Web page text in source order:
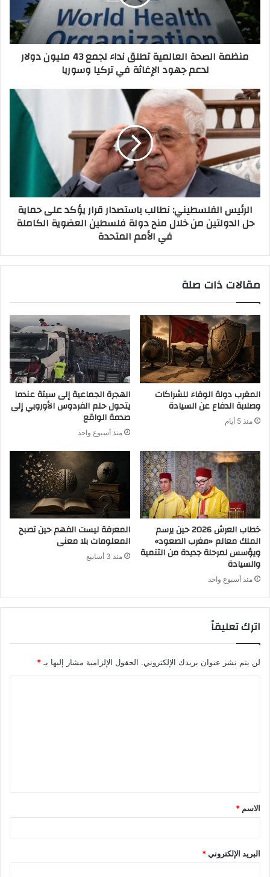
منظمة الصحة العالمية تطلق نداء لجمع 43 مليون دولار
لدعم جهود الإغاثة في تركيا وسوريا
الرئيس الفلسطيني: نطالب باستصدار قرار يؤكد على حماية
حل الدولتين من خلال منح دولة فلسطين العضوية الكاملة
في الأمم المتحدة
مقالات ذات صلة
المغرب دولة الوفاء للشراكات
وصلابة الدفاع عن السيادة
منذ 5 أيام
الهجرة الجماعية إلى سبتة عندما
يتحول حلم الفردوس الأوروبي إلى
صدمة الواقع
منذ أسبوع واحد
خطاب العرش 2026 حين يرسم
الملك معالم «مغرب الصعود»
ويؤسس لمرحلة جديدة من التنمية
والسيادة
منذ أسبوع واحد
المعرفة ليست الفهم حين تصبح
المعلومات بلا معنى
منذ 3 أسابيع
اترك تعليقاً
لن يتم نشر عنوان بريدك الإلكتروني. الحقول الإلزامية مشار إليها بـ*
الاسم *
البريد الإلكتروني*